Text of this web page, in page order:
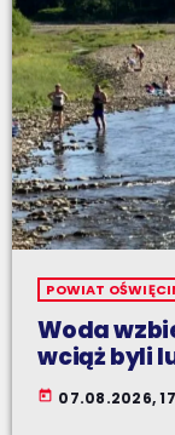
POWIAT
Woda
wciąż byli
today 07.08.2026,